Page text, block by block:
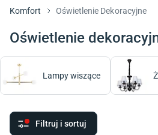
Komfort Oświetlenie Dekoracyjne
Oświetlenie
Lampy wiszące
Filtruj i sortuj